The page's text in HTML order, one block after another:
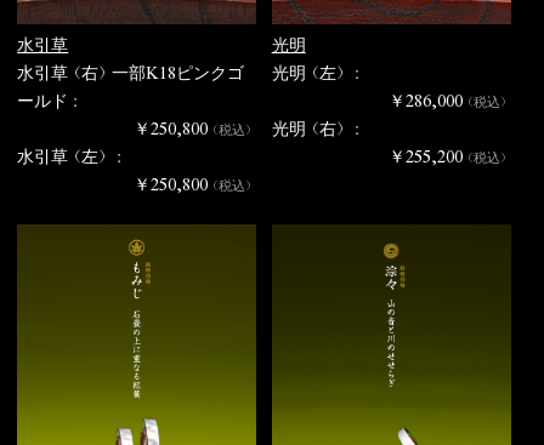
水引草
水引草（右）一部K18ピンクゴ
ールド :
￥250,800 （税込）
水引草（左） :
￥250,800 （税込）
光明
光明（左） :
￥286,000（税込）
光明（右） :
￥255,200（税込）